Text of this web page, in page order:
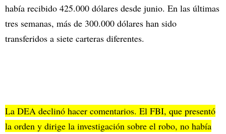
había recibido 425.000 dólares desde junio. En las últimas
tres semanas, más de 300.000 dólares han sido
transferidos a siete carteras diferentes.
La DEA declinó hacer comentarios. El FBI, que presentó
la orden y dirige la investigación sobre el robo, no había